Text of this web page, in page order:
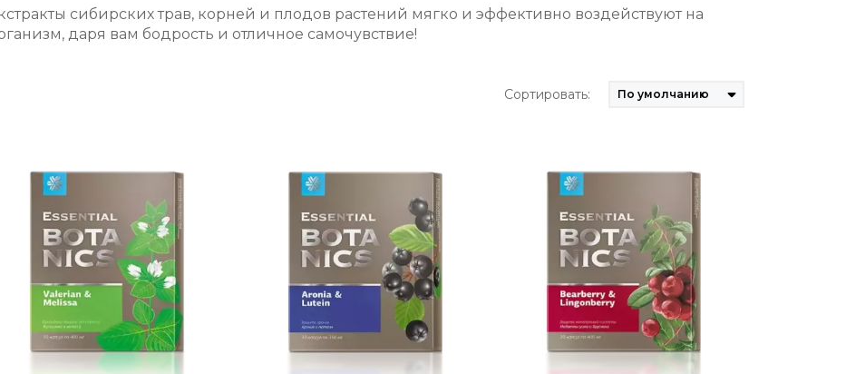
сибирских трав, корней и плодов растений мягко и эффективно воздействуют на
даря вам бодрость и отличное самочувствие!
Сортировать: